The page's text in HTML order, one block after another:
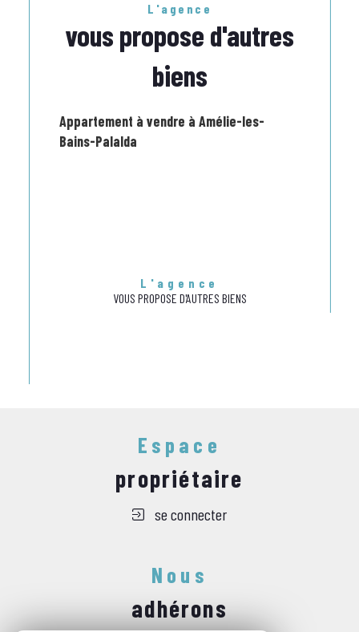
L'agence
vous propose d'autres
biens
Appartement à vendre à Amélie-les-
Bains-Palalda
L'agence
VOUS PROPOSE D'AUTRES BIENS
Espace
propriétaire
se connecter
Nous
adhérons